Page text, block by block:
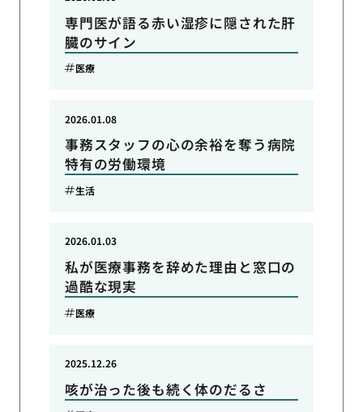
専門医が語る赤い湿疹に隠された肝
臓のサイン
医療
事務スタッフの心の余裕を奪う病院
特有の労働環境
2026.01.08
生活
私が医療事務を辞めた理由と窓口の
過酷な現実
2026.01.03
医療
咳が治った後も続く体のだるさ
2025.12.26